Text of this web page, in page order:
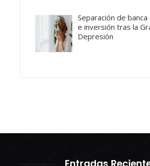
Separación de banca
e inversión tras la
Depresión